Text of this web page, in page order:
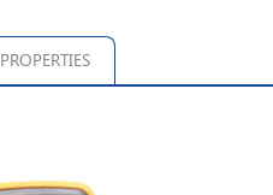
PROPERTIES